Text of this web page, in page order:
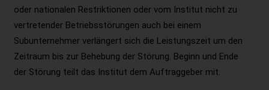
oder nationalen Restriktionen oder vom Institut nicht zu
vertretender Betriebsstörungen auch bei einem
Subunternehmer verlängert sich die Leistungszeit um den
Zeitraum bis zur Behebung der Störung. Beginn und Ende
der Störung teilt das Institut dem Auftraggeber mit.